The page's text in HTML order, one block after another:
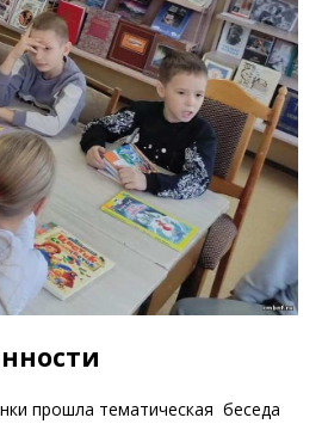
прошла тематическая беседа